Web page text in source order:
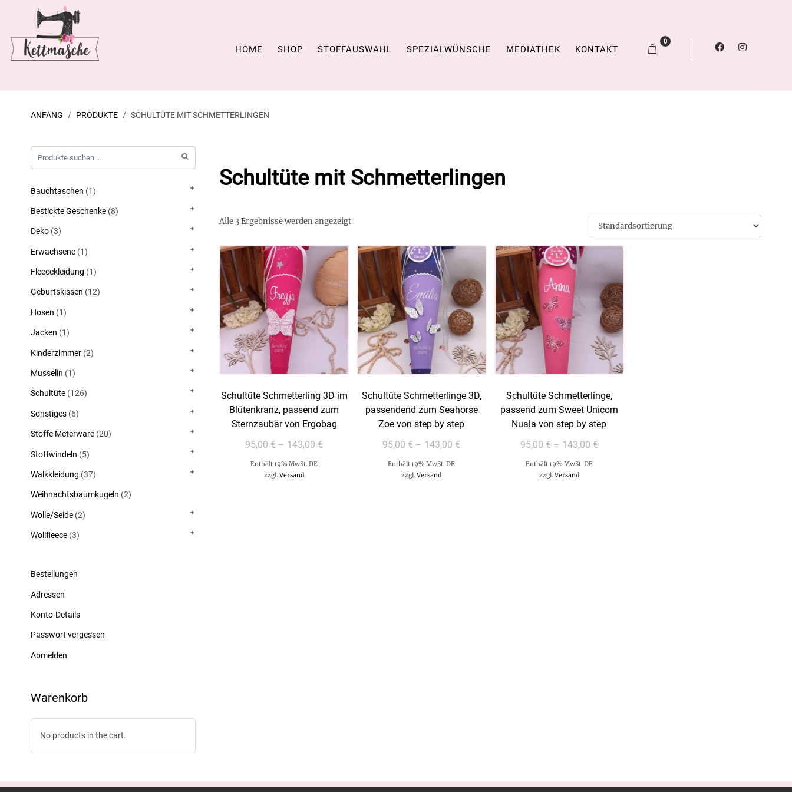
HOME SHOP STOFFAUSWAHL SPEZIALWÜNSCHE MEDIATHEK KONTAKT
0
ANFANG PRODUKTE SCHULTÜTE MIT SCHMETTERLINGEN
Schultüte mit Schmetterlingen
Alle 3 Ergebnisse werden angezeigt
Schultüte Schmetterling 3D im
Blütenkranz, passend zum
Sternzaubär von Ergobag
95,00 € – 143,00 €
Enthält 19% MwSt. DE
zzgl.Versand
Schultüte Schmetterlinge 3D,
passendend zum Seahorse
Zoe von step by step
95,00 € – 143,00 €
Enthält 19% MwSt. DE
zzgl.Versand
Schultüte Schmetterlinge,
passend zum Sweet Unicorn
Nuala von step by step
95,00 € – 143,00 €
Enthält 19% MwSt. DE
zzgl.Versand
Bauchtaschen (1)
Bestickte Geschenke (8)
Deko (3)
Erwachsene (1)
Fleecekleidung (1)
Geburtskissen (12)
Hosen (1)
Jacken (1)
Kinderzimmer (2)
Musselin (1)
Schultüte (126)
Sonstiges (6)
Stoffe Meterware (20)
Stoffwindeln (5)
Walkkleidung (37)
Weihnachtsbaumkugeln (2)
Wolle/Seide (2)
Wollfleece (3)
Bestellungen
Adressen
Konto-Details
Passwort vergessen
Abmelden
Warenkorb
No products in the cart.